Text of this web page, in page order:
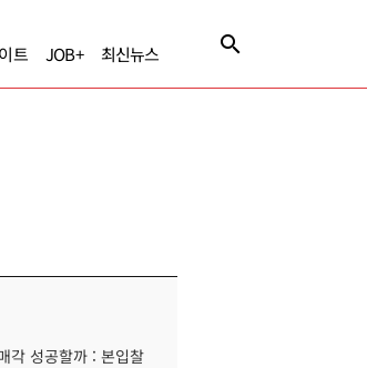
트 JOB+ 최신뉴스
각 성공할까 : 본입찰